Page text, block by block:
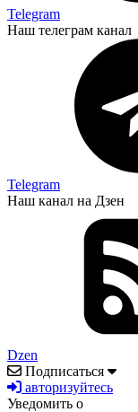
Telegram
Наш телеграм канал
Telegram
Наш канал на Дзен
Dzen
Подписаться
авторизуйтесь
Уведомить о